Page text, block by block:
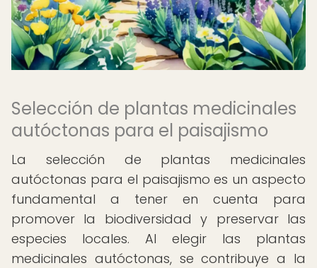
Selección de plantas medicinales
autóctonas para el paisajismo
La selección de plantas medicinales
autóctonas para el paisajismo es un aspecto
fundamental a tener en cuenta para
promover la biodiversidad y preservar las
especies locales. Al elegir las plantas
medicinales autóctonas, se contribuye a la